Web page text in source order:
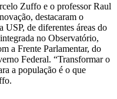
Zuffo e o professor Raul
destacaram o
USP, de diferentes áreas do
no Observatório,
a Frente Parlamentar, do
Federal. “Transformar o
a população é o que